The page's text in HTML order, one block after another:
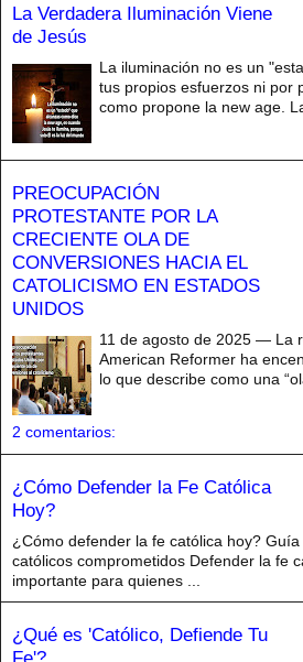
La Verdadera Iluminación Viene
de Jesús
La iluminación no es un
tus propios esfuerzos ni por
como propone la new age.
PREOCUPACIÓN
PROTESTANTE POR LA
CRECIENTE OLA DE
CONVERSIONES HACIA EL
CATOLICISMO EN ESTADOS
UNIDOS
11 de agosto de 2025 — La
American Reformer ha
lo que describe como una
2 comentarios:
¿Cómo Defender la Fe Católica
Hoy?
¿Cómo defender la fe católica hoy?
católicos comprometidos Defender la fe
importante para quienes ...
¿Qué es 'Católico, Defiende Tu
Fe'?